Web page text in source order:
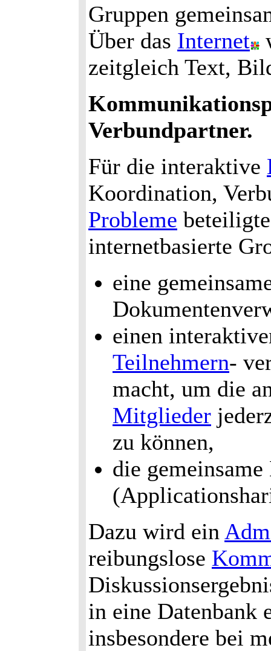
Gruppen
Über das Internet
zeitgleich Text,
Verbundpartner.
Für die interaktive
Koordination,
Probleme
internetbasierte
eine
einen
Teilnehmern-
macht, um die
Mitglieder
zu können,
die
Dazu wird ein
reibungslose
in eine Datenbank
insbesondere bei